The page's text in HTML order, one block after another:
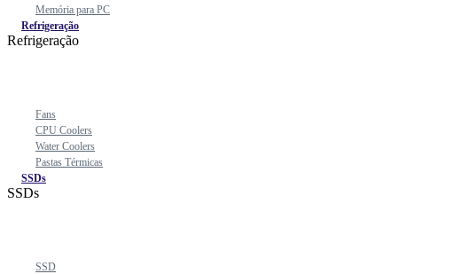
Memória para PC
Refrigeração
Refrigeração
Fans
CPU Coolers
Water Coolers
Pastas Térmicas
SSDs
SSDs
SSD